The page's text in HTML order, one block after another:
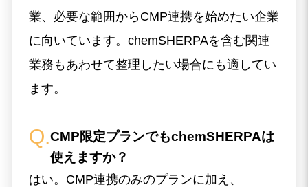
業、必要な範囲からCMP連携を始めたい企業
に向いています。chemSHERPAを含む関連
業務もあわせて整理したい場合にも適してい
ます。
CMP限定プランでもchemSHERPAは
使えますか？
はい。CMP連携のみのプランに加え、